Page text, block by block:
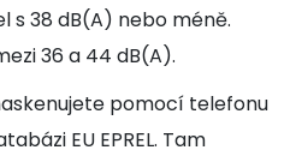
s 38 dB(A) nebo méně.
36 a 44 dB(A).
pomocí telefonu
EU EPREL. Tam